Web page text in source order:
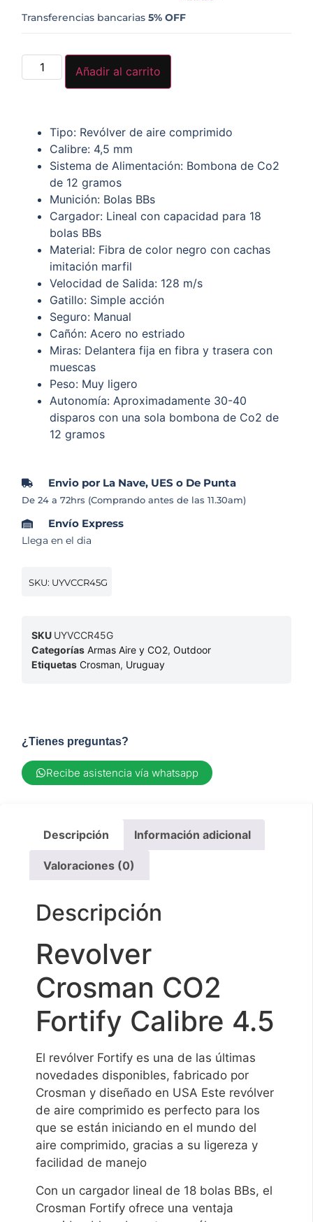
Transferencias bancarias5% OFF
Añadir al carrito
Tipo: Revólver de aire comprimido
Calibre: 4,5 mm
Sistema de Alimentación: Bombona de Co2
de 12 gramos
Munición: Bolas BBs
Cargador: Lineal con capacidad para 18
bolas BBs
Material: Fibra de color negro con cachas
imitación marfil
Velocidad de Salida: 128 m/s
Gatillo: Simple acción
Seguro: Manual
Cañón: Acero no estriado
Miras: Delantera fija en fibra y trasera con
muescas
Peso: Muy ligero
Autonomía: Aproximadamente 30-40
disparos con una sola bombona de Co2 de
12 gramos
Envio por La Nave, UES o De Punta
De 24 a 72hrs (Comprando antes de las 11.30am)
Envío Express
Llega en el dia
SKU: UYVCCR45G
SKU UYVCCR45G
Categorías Armas Aire y CO2,Outdoor
Etiquetas Crosman, Uruguay
¿Tienes preguntas?
Recibe asistencia vía whatsapp
Descripción Información adicional
Valoraciones (0)
Descripción
Revolver
Crosman CO2
Fortify Calibre 4.5
El revólver Fortify es una de las últimas
novedades disponibles, fabricado por
Crosman y diseñado en USA Este revólver
de aire comprimido es perfecto para los
que se están iniciando en el mundo del
aire comprimido, gracias a su ligereza y
facilidad de manejo
Con un cargador lineal de 18 bolas BBs, el
Crosman Fortify ofrece una ventaja